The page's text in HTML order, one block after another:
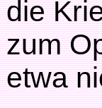
die
zum
etwa